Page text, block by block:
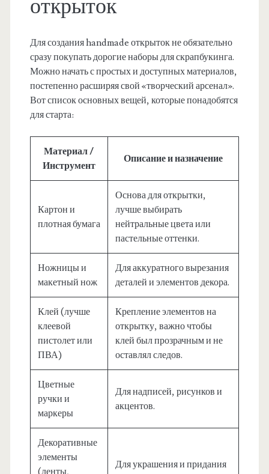
открыток
Для создания handmade открыток не обязательно
сразу покупать дорогие наборы для скрапбукинга.
Можно начать с простых и доступных материалов,
постепенно расширяя свой «творческий арсенал».
Вот список основных вещей, которые понадобятся
для старта:
Материал /
Инструмент
Описание и назначение
Картон и
плотная бумага
Основа для открытки,
лучше выбирать
нейтральные цвета или
пастельные оттенки.
Ножницы и
макетный нож
Для аккуратного вырезания
деталей и элементов декора.
Клей (лучше
клеевой
пистолет или
ПВА)
Крепление элементов на
открытку, важно чтобы
клей был прозрачным и не
оставлял следов.
Цветные
ручки и
маркеры
Для надписей, рисунков и
акцентов.
Декоративные
элементы
Для украшения и придания